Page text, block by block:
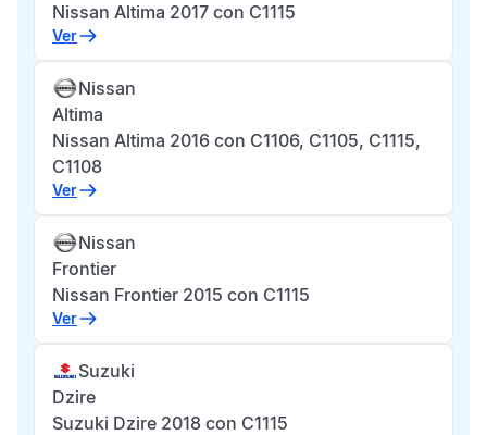
Nissan Altima 2017 con C1115
Ver
Nissan
Altima
Nissan Altima 2016 con C1106, C1105, C1115,
C1108
Ver
Nissan
Frontier
Nissan Frontier 2015 con C1115
Ver
Suzuki
Dzire
Suzuki Dzire 2018 con C1115